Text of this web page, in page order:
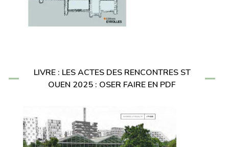
LIVRE : LES ACTES DES RENCONTRES ST
OUEN 2025 : OSER FAIRE EN PDF